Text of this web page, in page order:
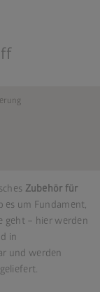
Zubehör für
es um Fundament,
geht – hier werden
in
und werden